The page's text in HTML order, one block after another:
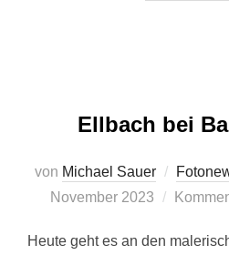
Ellbach bei
von Michael Sauer
November 2023
Heute geht es an den